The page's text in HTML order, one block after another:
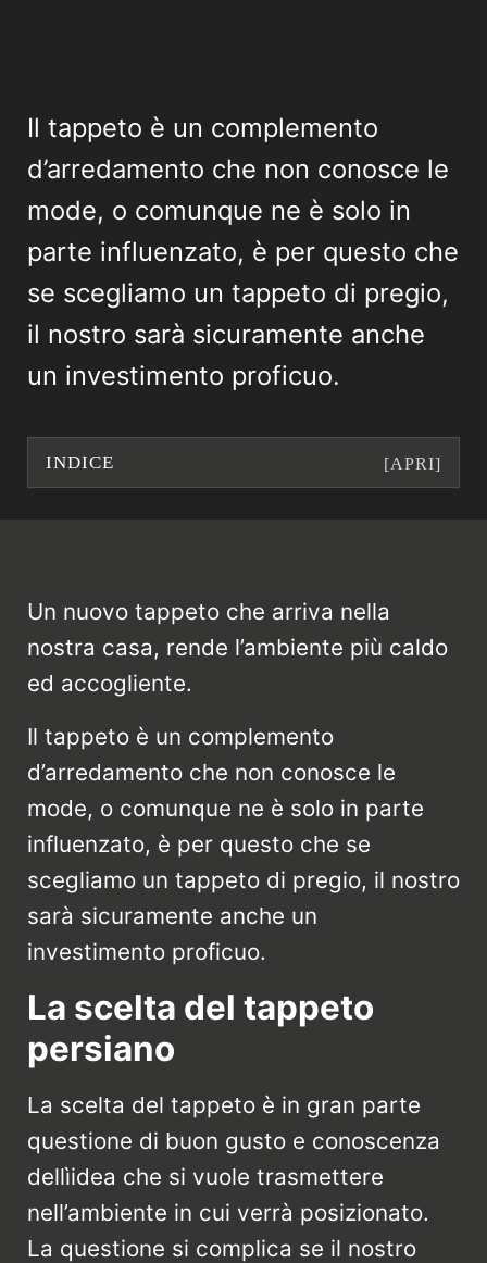
Il tappeto è un complemento
d’arredamento che non conosce le
mode, o comunque ne è solo in
parte influenzato, è per questo che
se scegliamo un tappeto di pregio,
il nostro sarà sicuramente anche
un investimento proficuo.
INDICE [APRI]
Un nuovo tappeto che arriva nella
nostra casa, rende l’ambiente più caldo
ed accogliente.
Il tappeto è un complemento
d’arredamento che non conosce le
mode, o comunque ne è solo in parte
influenzato, è per questo che se
scegliamo un tappeto di pregio, il nostro
sarà sicuramente anche un
investimento proficuo.
La scelta del tappeto
persiano
La scelta del tappeto è in gran parte
questione di buon gusto e conoscenza
dellìidea che si vuole trasmettere
nell’ambiente in cui verrà posizionato.
La questione si complica se il nostro